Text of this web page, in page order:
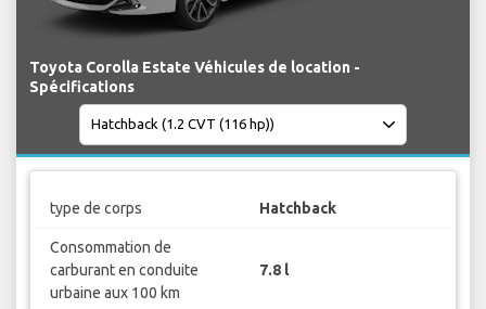
Toyota Corolla Estate Véhicules de location -
Spécifications
type de corps Hatchback
Consommation de
carburant en conduite
urbaine aux 100 km
7.8 l